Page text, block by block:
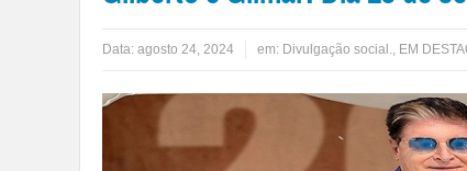
Data: agosto 24, 2024 em: Divulgação social., EM